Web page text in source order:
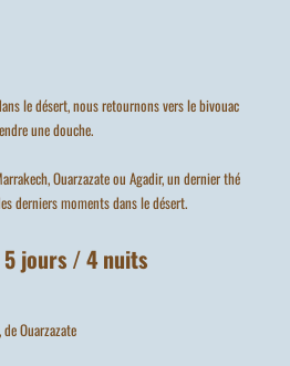
le désert, nous retournons vers le bivouac
une douche.
Ouarzazate ou Agadir, un dernier thé
derniers moments dans le désert.
5 jours / 4 nuits
Ouarzazate